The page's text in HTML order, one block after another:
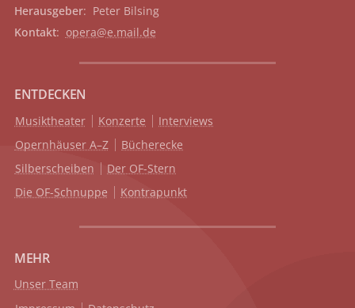
Herausgeber: Peter Bilsing
Kontakt: opera@e.mail.de
ENTDECKEN
Musiktheater Konzerte
Interviews
Opernhäuser A–Z
Bücherecke
Silberscheiben
Der OF-Stern
Die OF-Schnuppe
Kontrapunkt
MEHR
Unser Team